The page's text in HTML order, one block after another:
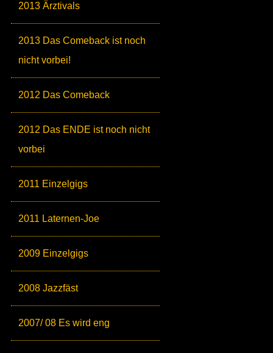
2013 Ärztivals
2013 Das Comeback ist noch
nicht vorbei!
2012 Das Comeback
2012 Das ENDE ist noch nicht
vorbei
2011 Einzelgigs
2011 Laternen-Joe
2009 Einzelgigs
2008 Jazzfäst
2007/ 08 Es wird eng